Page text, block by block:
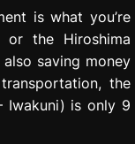
is what you’re
the Hiroshima
saving money
the
Iwakuni) is only 9